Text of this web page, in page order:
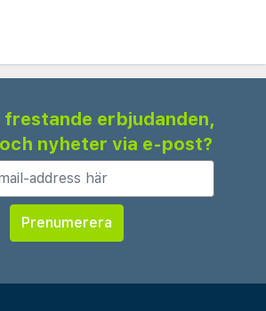
frestande erbjudanden,
nyheter via e-post?